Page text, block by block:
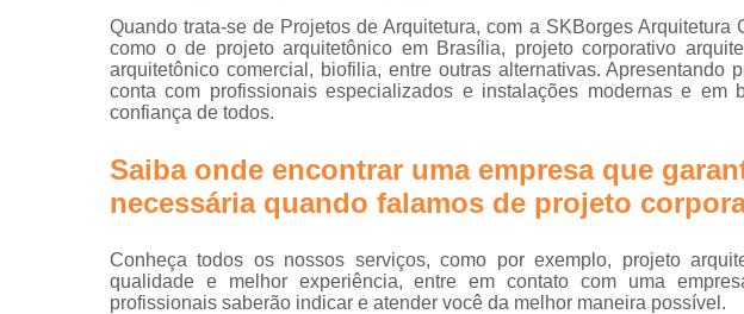
Quando trata-se de Projetos de Arquitetura, com a SKBorges Arquitetura
como o de projeto arquitetônico em Brasília, projeto corporativo
arquitetônico comercial, biofilia, entre outras alternativas. Apresentando
conta com profissionais especializados e instalações modernas e em
confiança de todos.
Saiba onde encontrar uma empresa que
necessária quando falamos de projeto
Conheça todos os nossos serviços, como por exemplo, projeto
qualidade e melhor experiência, entre em contato com uma
profissionais saberão indicar e atender você da melhor maneira possível.